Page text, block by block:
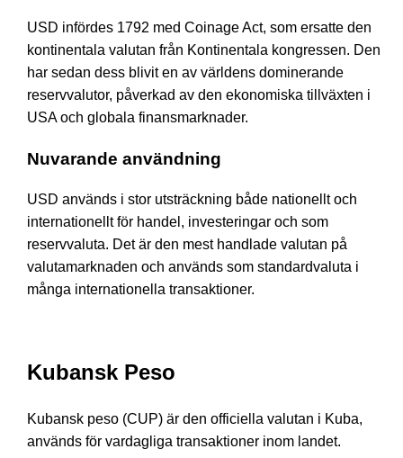
USD infördes 1792 med Coinage Act, som ersatte den
kontinentala valutan från Kontinentala kongressen. Den
har sedan dess blivit en av världens dominerande
reservvalutor, påverkad av den ekonomiska tillväxten i
USA och globala finansmarknader.
Nuvarande användning
USD används i stor utsträckning både nationellt och
internationellt för handel, investeringar och som
reservvaluta. Det är den mest handlade valutan på
valutamarknaden och används som standardvaluta i
många internationella transaktioner.
Kubansk Peso
Kubansk peso (CUP) är den officiella valutan i Kuba,
används för vardagliga transaktioner inom landet.